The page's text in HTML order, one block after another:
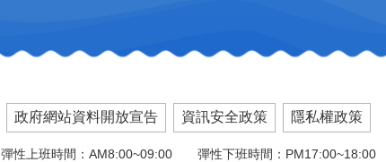
政府網站資料開放宣告 資訊安全政策 隱私權政策
彈性上班時間：AM8:00~09:00 彈性下班時間：PM17:00~18:00